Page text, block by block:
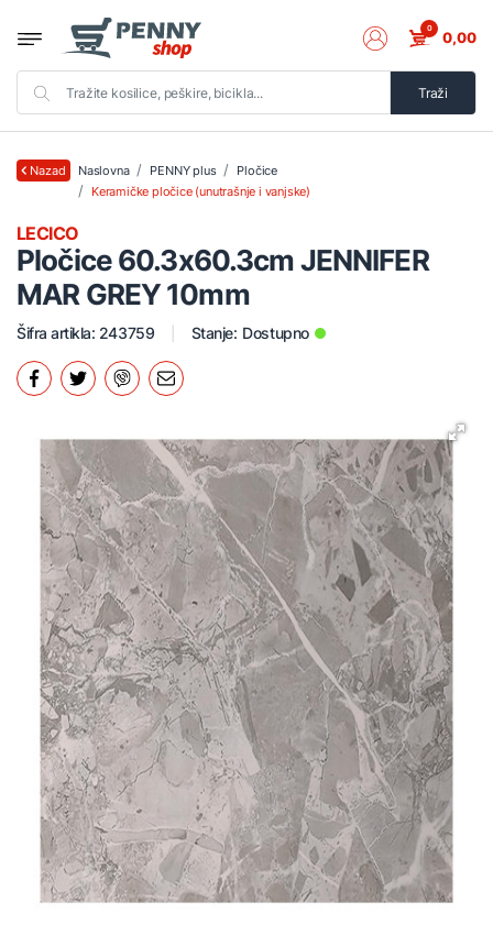
Traži
0 0,00
Nazad Naslovna PENNY plus
Pločice
Keramičke pločice (unutrašnje i vanjske)
Pločice 60.3x60.3cm JENNIFER
MAR GREY 10mm
LECICO
Šifra artikla: 243759 Stanje: Dostupno